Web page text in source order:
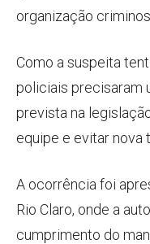
organização
Como a suspeita
policiais precisaram
prevista na
equipe e evitar nova
A ocorrência foi
Rio Claro, onde a
cumprimento do